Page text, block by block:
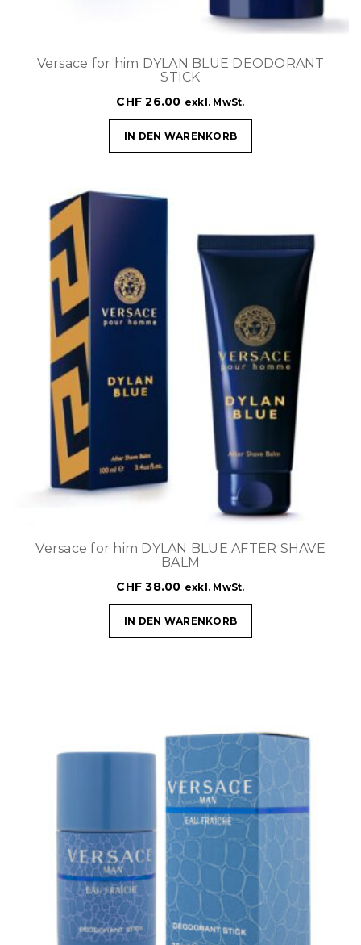
Versace for him DYLAN BLUE DEODORANT
STICK
CHF 26.00 exkl. MwSt.
IN DEN WARENKORB
Versace for him DYLAN BLUE AFTER SHAVE
BALM
CHF 38.00 exkl. MwSt.
IN DEN WARENKORB